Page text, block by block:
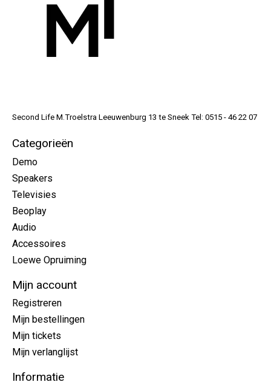
Second Life M.Troelstra Leeuwenburg 13 te Sneek Tel: 0515 - 46 22 07
Categorieën
Demo
Speakers
Televisies
Beoplay
Audio
Accessoires
Loewe Opruiming
Mijn account
Registreren
Mijn bestellingen
Mijn tickets
Mijn verlanglijst
Informatie